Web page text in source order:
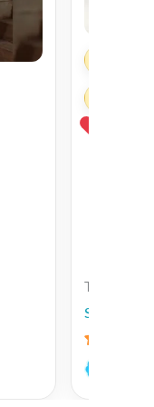
Tienda:
Sweet
5